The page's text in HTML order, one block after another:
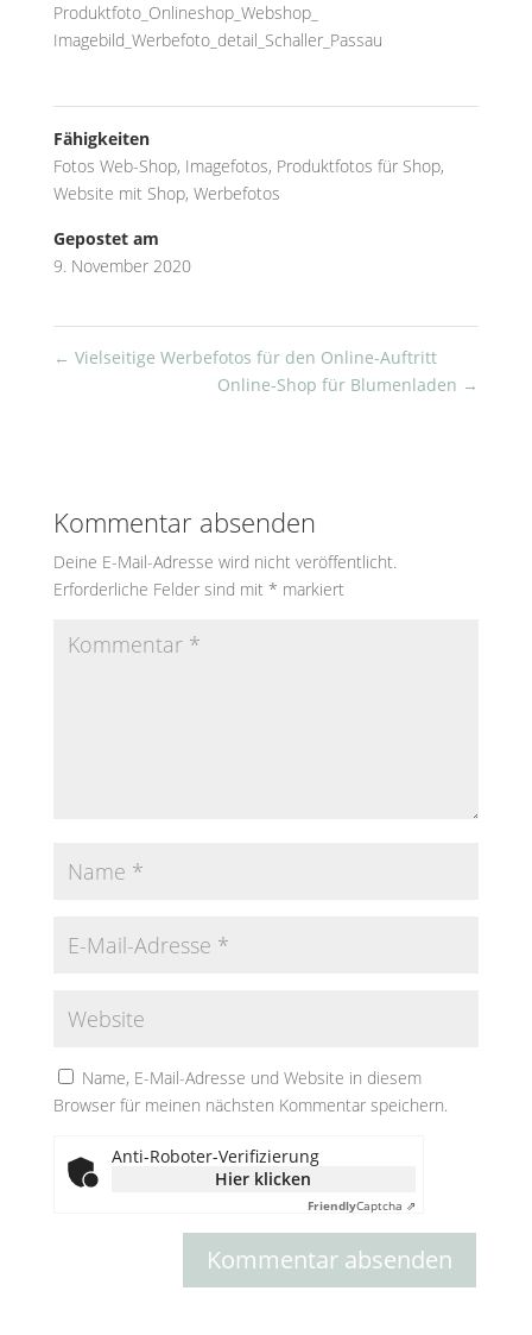
Produktfoto_Onlineshop_Webshop_
Imagebild_Werbefoto_detail_Schaller_Passau
Fähigkeiten
Fotos Web-Shop, Imagefotos, Produktfotos für Shop,
Website mit Shop, Werbefotos
Gepostet am
9. November 2020
← Vielseitige Werbefotos für den Online-Auftritt
Online-Shop für Blumenladen →
Kommentar absenden
Deine E-Mail-Adresse wird nicht veröffentlicht.
Erforderliche Felder sind mit * markiert
Name, E-Mail-Adresse und Website in diesem
Browser für meinen nächsten Kommentar speichern.
Anti-Roboter-Verifizierung
Hier klicken
FriendlyCaptcha ⇗